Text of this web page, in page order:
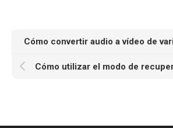
Cómo convertir audio a vídeo de